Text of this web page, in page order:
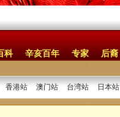
科 辛亥百年 专家 后裔
香港站 澳门站 台湾站 日本站